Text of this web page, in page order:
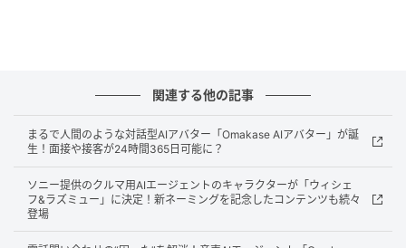
関連する他の記事
まるで人間のような対話型AIアバター「Omakase AIアバター」が誕
生！面接や接客が24時間365日可能に？
ソニー提供のクルマ用AIエージェントのキャラクターが「ウィシェ
フ&ラズミュー」に決定！新ネーミングを記念したコンテンツも続々
登場